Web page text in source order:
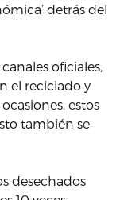
detrás del
oficiales,
el reciclado y
estos
también se
desechados